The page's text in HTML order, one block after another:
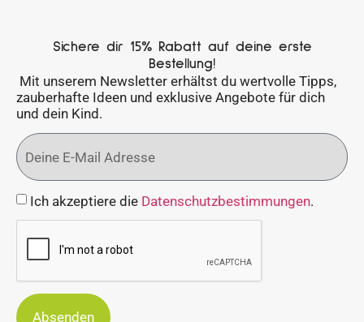
Sichere dir 15% Rabatt auf deine erste
Bestellung!
Mit unserem Newsletter erhältst du wertvolle Tipps,
zauberhafte Ideen und exklusive Angebote für dich
und dein Kind.
Ich akzeptiere die Datenschutzbestimmungen.
Absenden